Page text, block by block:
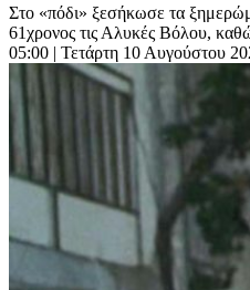
Στο «πόδι» ξεσήκωσε τα
61χρονος τις Αλυκές Βόλου,
05:00 | Τετάρτη 10 Αυγούστου